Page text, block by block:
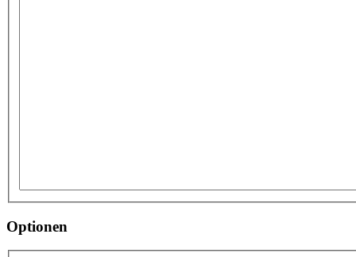
Optionen